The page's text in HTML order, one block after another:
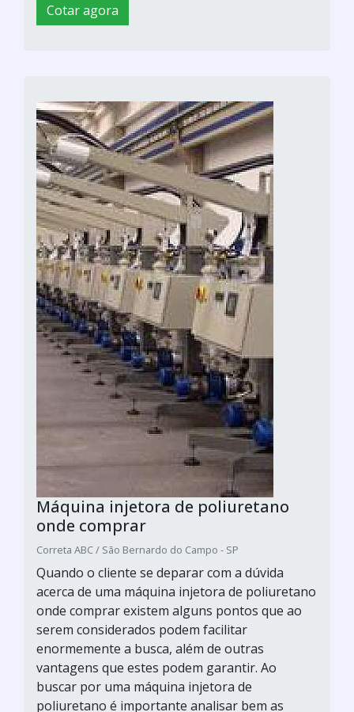
Cotar agora
Máquina injetora de poliuretano
onde comprar
Correta ABC / São Bernardo do Campo - SP
Quando o cliente se deparar com a dúvida
acerca de uma máquina injetora de poliuretano
onde comprar existem alguns pontos que ao
serem considerados podem facilitar
enormemente a busca, além de outras
vantagens que estes podem garantir. Ao
buscar por uma máquina injetora de
poliuretano é importante analisar bem as